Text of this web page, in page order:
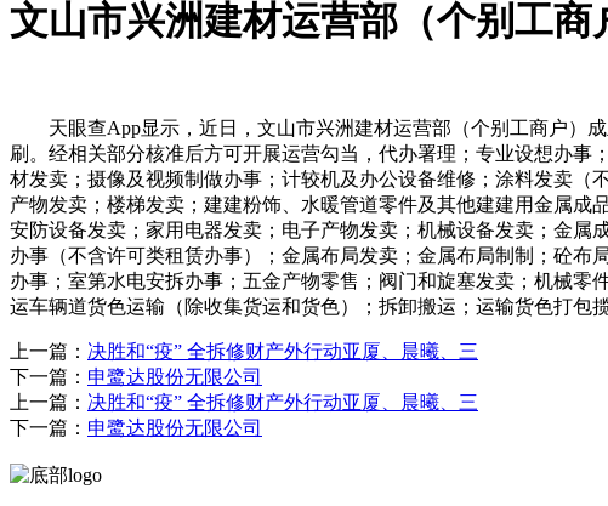
文山市兴洲建材运营部（个别工商
天眼查App显示，近日，文山市兴洲建材运营部（个别工商户）成
刷。经相关部分核准后方可开展运营勾当，代办署理；专业设想办
材发卖；摄像及视频制做办事；计较机及办公设备维修；涂料发卖
产物发卖；楼梯发卖；建建粉饰、水暖管道零件及其他建建用金属成
安防设备发卖；家用电器发卖；电子产物发卖；机械设备发卖；金
办事（不含许可类租赁办事）；金属布局发卖；金属布局制制；砼
办事；室第水电安拆办事；五金产物零售；阀门和旋塞发卖；机械
运车辆道货色运输（除收集货运和货色）；拆卸搬运；运输货色打包
上一篇： 决胜和“疫” 全拆修财产外行动亚厦、晨曦、三
下一篇： 申鹭达股份无限公司
上一篇： 决胜和“疫” 全拆修财产外行动亚厦、晨曦、三
下一篇： 申鹭达股份无限公司